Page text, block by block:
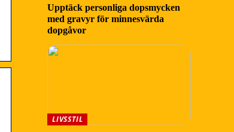
Upptäck personliga dopsmycken
med gravyr för minnesvärda
dopgåvor
LIVSSTIL